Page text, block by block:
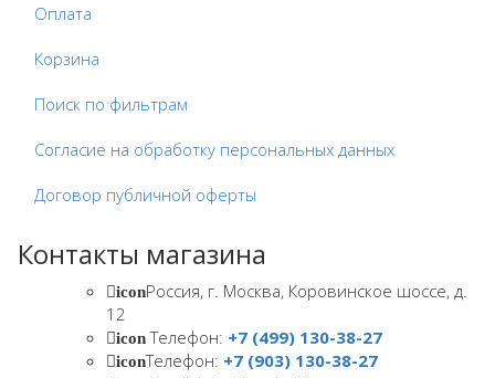
Оплата
Корзина
Поиск по фильтрам
Согласие на обработку персональных данных
Договор публичной оферты
Контакты магазина
iconРоссия, г. Москва, Коровинское шоссе, д.
12
iconТелефон: +7 (499) 130-38-27
iconТелефон: +7 (903) 130-38-27